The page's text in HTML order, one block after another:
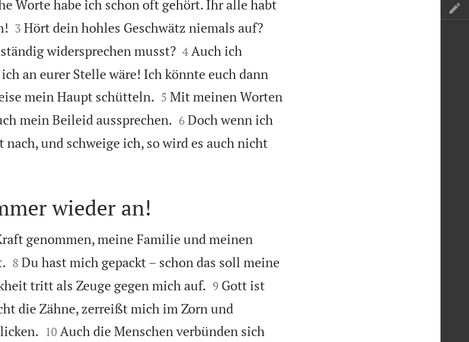
Worte habe ich schon oft gehört. Ihr alle habt

3 Hört dein hohles Geschwätz niemals auf?
widersprechen musst?
4 Auch ich
an eurer Stelle wäre! Ich könnte euch dann
mein Haupt schütteln.
5 Mit meinen Worten
mein Beileid aussprechen.
6 Doch wenn ich
und schweige ich, so wird es auch nicht
wieder an!
genommen, meine Familie und meinen

8 Du hast mich gepackt – schon das soll meine
tritt als Zeuge gegen mich auf.
9 Gott ist
die Zähne, zerreißt mich im Zorn und

10 Auch die Menschen verbünden sich